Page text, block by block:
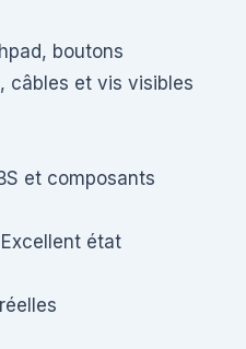
boutons
câbles et vis visibles
et composants
état